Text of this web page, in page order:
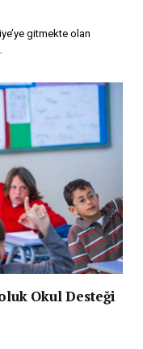
gitmekte olan
Okul Desteği